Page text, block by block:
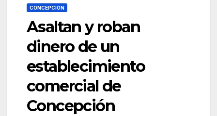
CONCEPCIÓN
Asaltan y roban
dinero de un
establecimiento
comercial de
Concepción